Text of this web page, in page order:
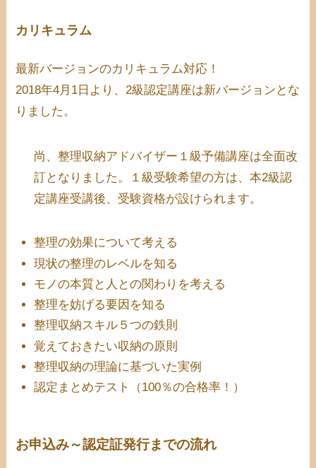
カリキュラム
最新バージョンのカリキュラム対応！
2018年4月1日より、2級認定講座は新バージョンとな
りました。
尚、整理収納アドバイザー１級予備講座は全面改
訂となりました。１級受験希望の方は、本2級認
定講座受講後、受験資格が設けられます。
整理の効果について考える
現状の整理のレベルを知る
モノの本質と人との関わりを考える
整理を妨げる要因を知る
整理収納スキル５つの鉄則
覚えておきたい収納の原則
整理収納の理論に基づいた実例
認定まとめテスト（100％の合格率！）
お申込み～認定証発行までの流れ